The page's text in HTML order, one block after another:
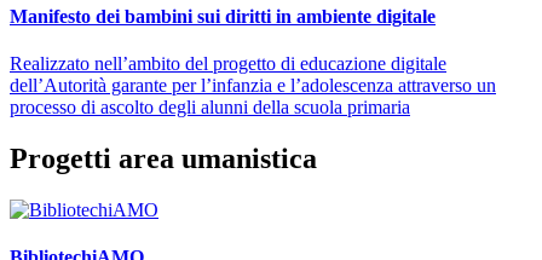
Manifesto dei bambini sui diritti in ambiente digitale
Realizzato nell’ambito del progetto di educazione digitale
dell’Autorità garante per l’infanzia e l’adolescenza attraverso un
processo di ascolto degli alunni della scuola primaria
Progetti area umanistica